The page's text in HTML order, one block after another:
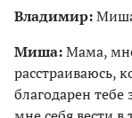
Владимир:
Миша:Мама,
расстраиваюсь,
благодарен